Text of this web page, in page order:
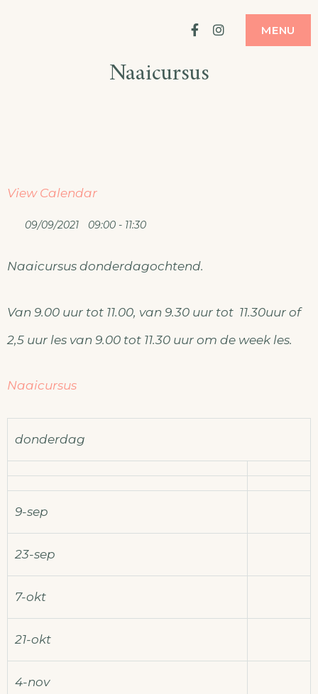
FacebookInstagram
MENU
Naaicursus
View Calendar
09/09/2021 09:00 - 11:30
Naaicursus donderdagochtend.
Van 9.00 uur tot 11.00, van 9.30 uur tot 11.30uur of
2,5 uur les van 9.00 tot 11.30 uur om de week les.
Naaicursus
donderdag
9-sep
23-sep
7-okt
21-okt
4-nov